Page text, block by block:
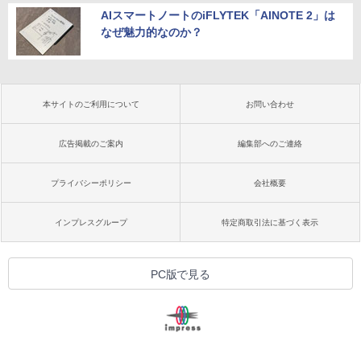
AIスマートノートのiFLYTEK「AINOTE 2」は
なぜ魅力的なのか？
本サイトのご利用について お問い合わせ
広告掲載のご案内 編集部へのご連絡
プライバシーポリシー 会社概要
インプレスグループ 特定商取引法に基づく表示
PC版で見る